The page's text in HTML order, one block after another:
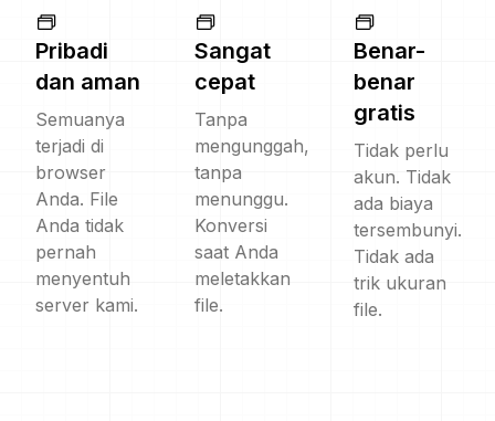
Pribadi
dan aman
Semuanya
terjadi di
browser
Anda. File
Anda tidak
pernah
menyentuh
server kami.
Sangat
cepat
Tanpa
mengunggah,
tanpa
menunggu.
Konversi
saat Anda
meletakkan
file.
Benar-
benar
gratis
Tidak perlu
akun. Tidak
ada biaya
tersembunyi.
Tidak ada
trik ukuran
file.